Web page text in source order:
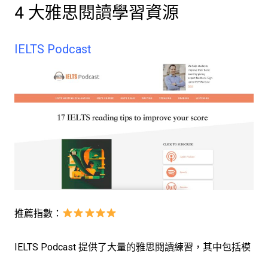
4 大雅思閱讀學習資源
IELTS Podcast
推薦指數：
IELTS Podcast 提供了大量的雅思閱讀練習，其中包括模